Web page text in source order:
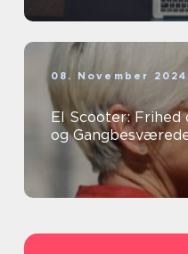
08. November 2024
El Scooter:
og